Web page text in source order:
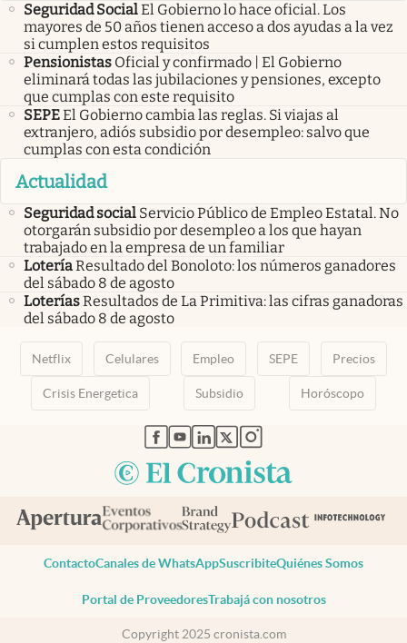
Seguridad SocialEl Gobierno lo hace oficial. Los
mayores de 50 años tienen acceso a dos ayudas a la vez
si cumplen estos requisitos
Pensionistas Oficial y confirmado | El Gobierno
eliminará todas las jubilaciones y pensiones, excepto
que cumplas con este requisito
SEPEEl Gobierno cambia las reglas. Si viajas al
extranjero, adiós subsidio por desempleo: salvo que
cumplas con esta condición
Actualidad
Seguridad social Servicio Público de Empleo Estatal. No
otorgarán subsidio por desempleo a los que hayan
trabajado en la empresa de un familiar
LoteríaResultado del Bonoloto: los números ganadores
del sábado 8 de agosto
LoteríasResultados de La Primitiva: las cifras ganadoras
del sábado 8 de agosto
Netflix Celulares Empleo SEPE Precios
Crisis Energetica Subsidio Horóscopo
abre en nueva pestaña
abre en nueva pestaña
abre en nueva pestaña
abre en nueva pestaña
abre en nueva pestaña
ContactoCanales de WhatsAppSuscribiteQuiénes Somos
Portal de ProveedoresTrabajá con nosotros
Copyright 2025 cronista.com